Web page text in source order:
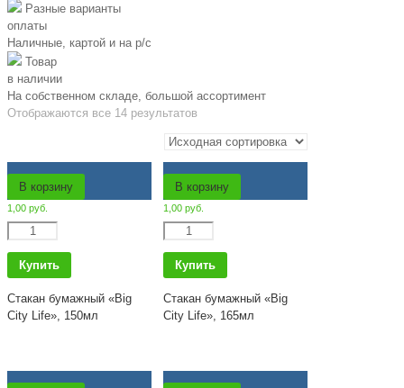
Разные варианты
оплаты
Наличные, картой и на р/c
Товар
в наличии
На собственном складе, большой ассортимент
Отображаются все 14 результатов
В корзину
1,00 руб.
Количество
Купить
Стакан бумажный «Big
City Life», 150мл
В корзину
1,00руб.
Количество
Купить
Стакан бумажный «Big
City Life», 165мл